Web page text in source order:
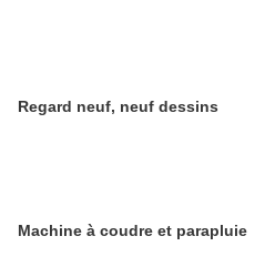
Regard neuf, neuf dessins
Machine à coudre et parapluie